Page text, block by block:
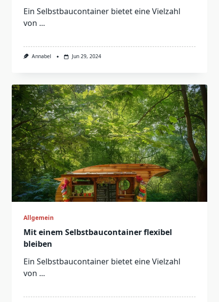
Ein Selbstbaucontainer bietet eine Vielzahl
von ...
Annabel Jun 29, 2024
Allgemein
Mit einem Selbstbaucontainer flexibel
bleiben
Ein Selbstbaucontainer bietet eine Vielzahl
von ...